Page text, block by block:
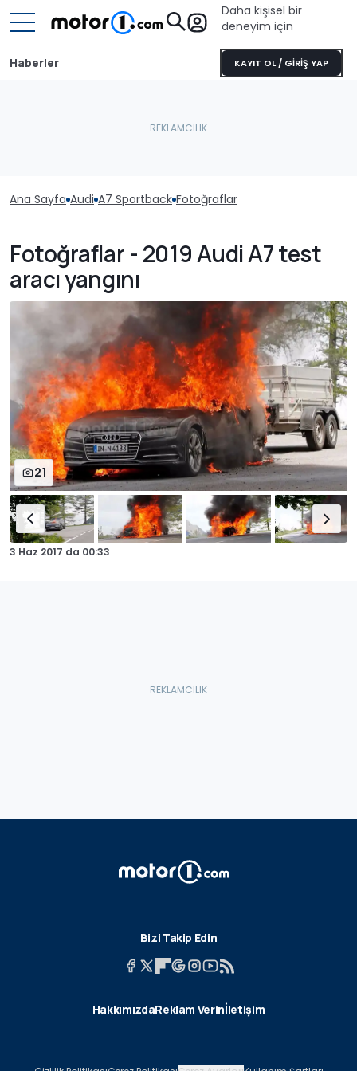
Daha kişisel bir
deneyim için
KAYIT OL / GİRİŞ YAP
Haberler
Ana Sayfa Audi A7 Sportback Fotoğraflar
Fotoğraflar - 2019 Audi A7 test
aracı yangını
21
3 Haz 2017 da 00:33
Bizi Takip Edin
HakkımızdaReklam Verinİletişim